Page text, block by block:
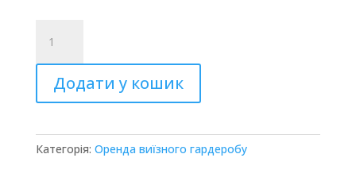
ширми
кількість
Додати у кошик
Категорія: Оренда виїзного гардеробу